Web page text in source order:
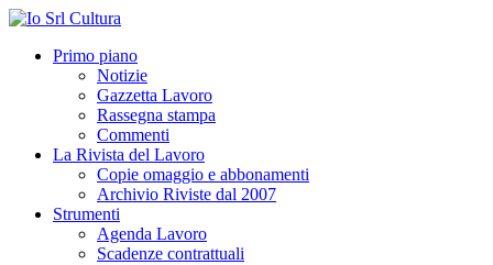
Primo piano
Notizie
Gazzetta Lavoro
Rassegna stampa
Commenti
La Rivista del Lavoro
Copie omaggio e abbonamenti
Archivio Riviste dal 2007
Strumenti
Agenda Lavoro
Scadenze contrattuali